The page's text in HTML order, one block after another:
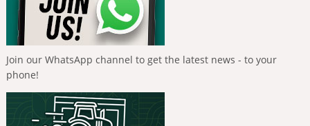
Join our WhatsApp channel to get the latest news - to your
phone!